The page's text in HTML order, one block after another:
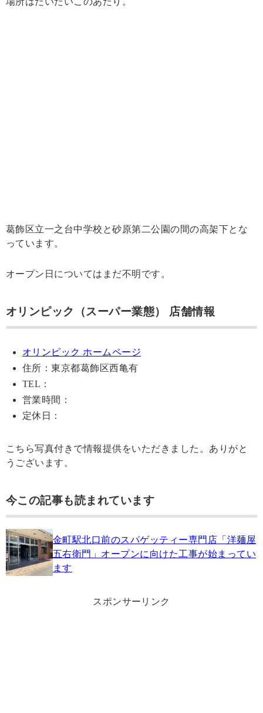
葛飾区立一之台中学校と砂原第二公園の間の高架下とな
っています。
オープン日についてはまだ不明です。
オリンピック（スーパー業態） 店舗情報
オリンピック ホームページ
住所：東京都葛飾区西亀有
TEL：
営業時間：
定休日：
こちら写真付きで情報提供をいただきました。ありがと
うございます。
今この記事も読まれています
金町駅北口前のスパゲッティー専門店「洋麺屋
五右衛門」オープンに向けた工事が始まってい
ます
スポンサーリンク